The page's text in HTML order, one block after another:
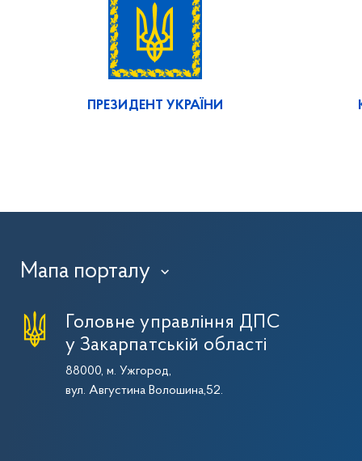
ПРЕЗИДЕНТ УКРАЇНИ
Мапа порталу ›
Головне управління ДПС
у Закарпатській області
88000, м. Ужгород,
вул. Августина Волошина,52.